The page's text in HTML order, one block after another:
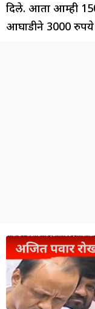
दिले. आता आम्ही
आघाडीने 3000